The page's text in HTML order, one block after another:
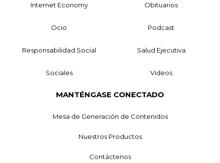
Internet Economy Obituarios
Ocio Podcast
Responsabilidad Social Salud Ejecutiva
Sociales Videos
MANTÉNGASE CONECTADO
Mesa de Generación de Contenidos
Nuestros Productos
Contáctenos